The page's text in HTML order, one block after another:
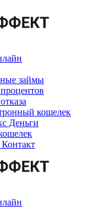
займы
кошелек
Деньги